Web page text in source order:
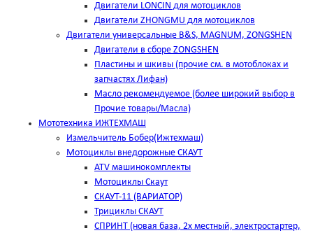
Двигатели LONCIN для мотоциклов
Двигатели ZHONGMU для мотоциклов
Двигатели универсальные B&S, MAGNUM, ZONGSHEN
Двигатели в сборе ZONGSHEN
Пластины и шкивы (прочие см. в мотоблоках и
запчастях Лифан)
Масло рекомендуемое (более широкий выбор в
Прочие товары/Масла)
Мототехника ИЖТЕХМАШ
Измельчитель Бобер(Ижтехмаш)
Мотоциклы внедорожные СКАУТ
ATV машинокомплекты
Мотоциклы Скаут
СКАУТ-11 (ВАРИАТОР)
Трициклы СКАУТ
СПРИНТ (новая база, 2х местный, электростартер,